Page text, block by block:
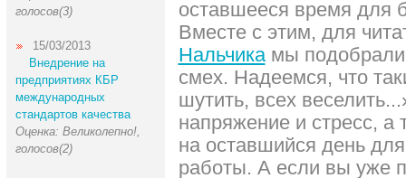
голосов(3)
15/03/2013
Внедрение на
предприятиях КБР
международных
стандартов качества
Оценка: Великолепно!,
голосов(2)
оставшееся время для
Вместе с этим, для
Нальчикамы
смех. Надеемся, что
шутить, всех
напряжение и стресс, а
на оставшийся день
работы. А если вы уже